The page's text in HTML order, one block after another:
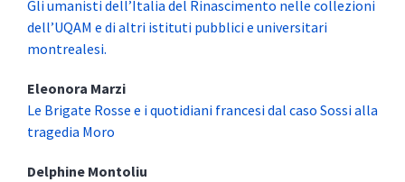
Gli umanisti dell’Italia del Rinascimento nelle collezioni
dell’UQAM e di altri istituti pubblici e universitari
montrealesi.
Eleonora Marzi
Le Brigate Rosse e i quotidiani francesi dal caso Sossi alla
tragedia Moro
Delphine Montoliu